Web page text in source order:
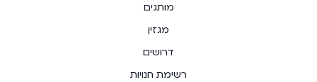
מותגים
מגזין
דרושים
רשימת חנויות